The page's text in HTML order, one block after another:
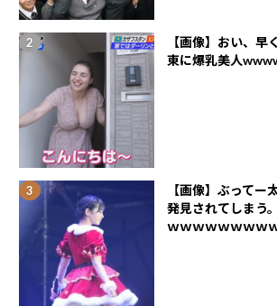
【画像】おい、早
東に爆乳美人
【画像】ぶってー
発見されてしまう
ｗｗｗｗｗｗｗｗ